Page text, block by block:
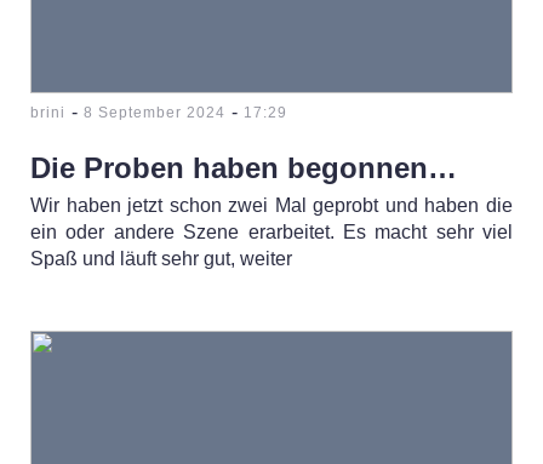
brini - 8 September 2024 - 17:29
Die Proben haben begonnen…
Wir haben jetzt schon zwei Mal geprobt und haben die
ein oder andere Szene erarbeitet. Es macht sehr viel
Spaß und läuft sehr gut, weiter